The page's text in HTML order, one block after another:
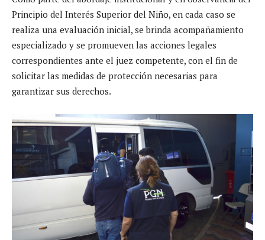
Principio del Interés Superior del Niño, en cada caso se
realiza una evaluación inicial, se brinda acompañamiento
especializado y se promueven las acciones legales
correspondientes ante el juez competente, con el fin de
solicitar las medidas de protección necesarias para
garantizar sus derechos.